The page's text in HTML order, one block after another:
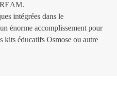
intégrées dans le
énorme accomplissement pour
kits éducatifs Osmose ou autre